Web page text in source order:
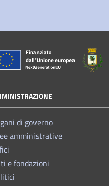
di governo
amministrative
e fondazioni